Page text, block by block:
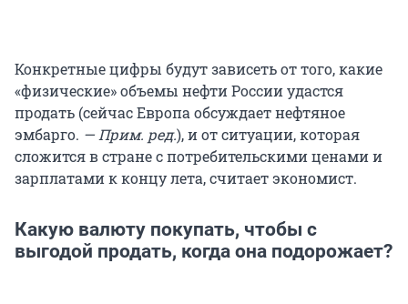
Конкретные цифры будут зависеть от того, какие
«физические» объемы нефти России удастся
продать (сейчас Европа обсуждает нефтяное
эмбарго. — Прим. ред.), и от ситуации, которая
сложится в стране с потребительскими ценами и
зарплатами к концу лета, считает экономист.
Какую валюту покупать, чтобы с
выгодой продать, когда она подорожает?